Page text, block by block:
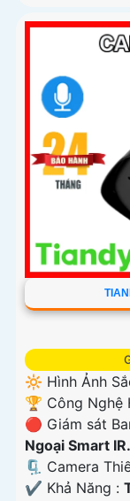
🔆 Hình Ảnh
🏆 Công Nghệ
🔴 Giám sát
Ngoại Smart IR.
🗜️ Camera
️✔️ Khả Năng :